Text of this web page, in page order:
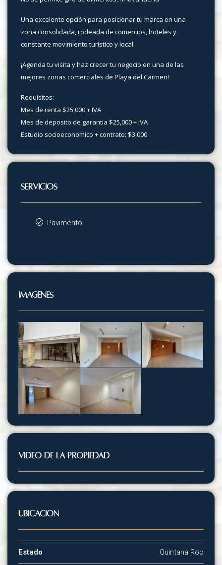
Una excelente opción para posicionar tu marca en una
zona consolidada, rodeada de comercios, hoteles y
constante movimiento turístico y local.
¡Agenda tu visita y haz crecer tu negocio en una de las
mejores zonas comerciales de Playa del Carmen!
Requisitos:
Mes de renta $25,000 + IVA
Mes de deposito de garantia $25,000 + IVA
Estudio socioeconomico + contrato: $3,000
SERVICIOS
Pavimento
Imágenes
VIDEO DE LA PROPIEDAD
Ubicación
Estado Quintana Roo